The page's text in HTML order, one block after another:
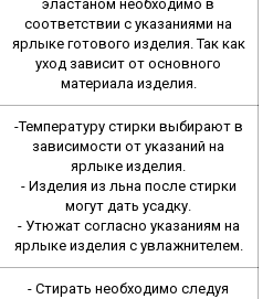
эластаном необходимо в
соответствии с указаниями на
ярлыке готового изделия. Так как
уход зависит от основного
материала изделия.
-Температуру стирки выбирают в
зависимости от указаний на
ярлыке изделия.
- Изделия из льна после стирки
могут дать усадку.
- Утюжат согласно указаниям на
ярлыке изделия с увлажнителем.
- Стирать необходимо следуя